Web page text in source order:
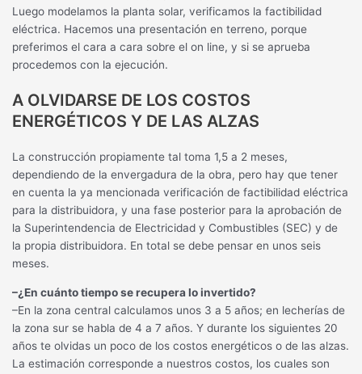
Luego modelamos la planta solar, verificamos la factibilidad
eléctrica. Hacemos una presentación en terreno, porque
preferimos el cara a cara sobre el on line, y si se aprueba
procedemos con la ejecución.
A OLVIDARSE DE LOS COSTOS
ENERGÉTICOS Y DE LAS ALZAS
La construcción propiamente tal toma 1,5 a 2 meses,
dependiendo de la envergadura de la obra, pero hay que tener
en cuenta la ya mencionada verificación de factibilidad eléctrica
para la distribuidora, y una fase posterior para la aprobación de
la Superintendencia de Electricidad y Combustibles (SEC) y de
la propia distribuidora. En total se debe pensar en unos seis
meses.
–¿En cuánto tiempo se recupera lo invertido?
–En la zona central calculamos unos 3 a 5 años; en lecherías de
la zona sur se habla de 4 a 7 años. Y durante los siguientes 20
años te olvidas un poco de los costos energéticos o de las alzas.
La estimación corresponde a nuestros costos, los cuales son